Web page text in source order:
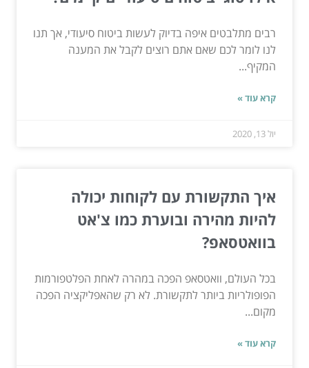
רבים מתלבטים איפה בדיוק לעשות ביטוח סיעודי, אך תנו
לנו לומר לכם שאם אתם רוצים לקבל את המענה
המקיף...
קרא עוד »
יול 13, 2020
איך התקשורת עם לקוחות יכולה
להיות מהירה ובוערת כמו צ'אט
בוואטסאפ?
בכל העולם, וואטסאפ הפכה במהרה לאחת הפלטפורמות
הפופולריות ביותר לתקשורת. לא רק שהאפליקציה הפכה
מקום...
קרא עוד »